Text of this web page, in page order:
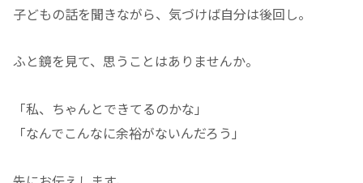
子どもの話を聞きながら、気づけば自分は後回し。
ふと鏡を見て、思うことはありませんか。
「私、ちゃんとできてるのかな」
「なんでこんなに余裕がないんだろう」